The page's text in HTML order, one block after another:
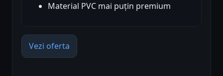
Material PVC mai puțin premium
Vezi oferta